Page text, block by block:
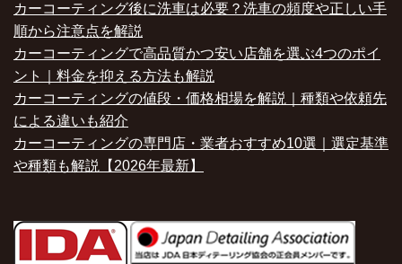
カーコーティング後に洗車は必要？洗車の頻度や正しい手
順から注意点を解説
カーコーティングで高品質かつ安い店舗を選ぶ4つのポイ
ント｜料金を抑える方法も解説
カーコーティングの値段・価格相場を解説｜種類や依頼先
による違いも紹介
カーコーティングの専門店・業者おすすめ10選｜選定基準
や種類も解説【2026年最新】